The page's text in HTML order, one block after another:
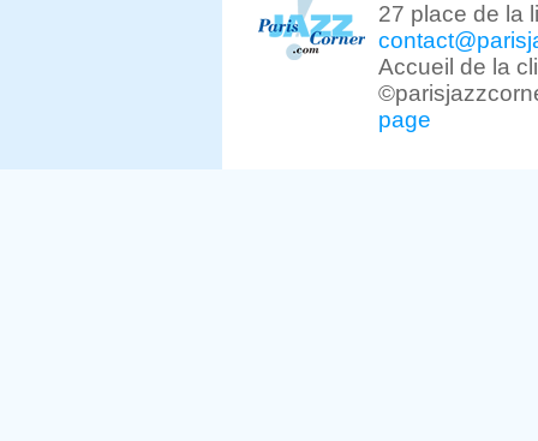
27 place de la
Accueil de la
page